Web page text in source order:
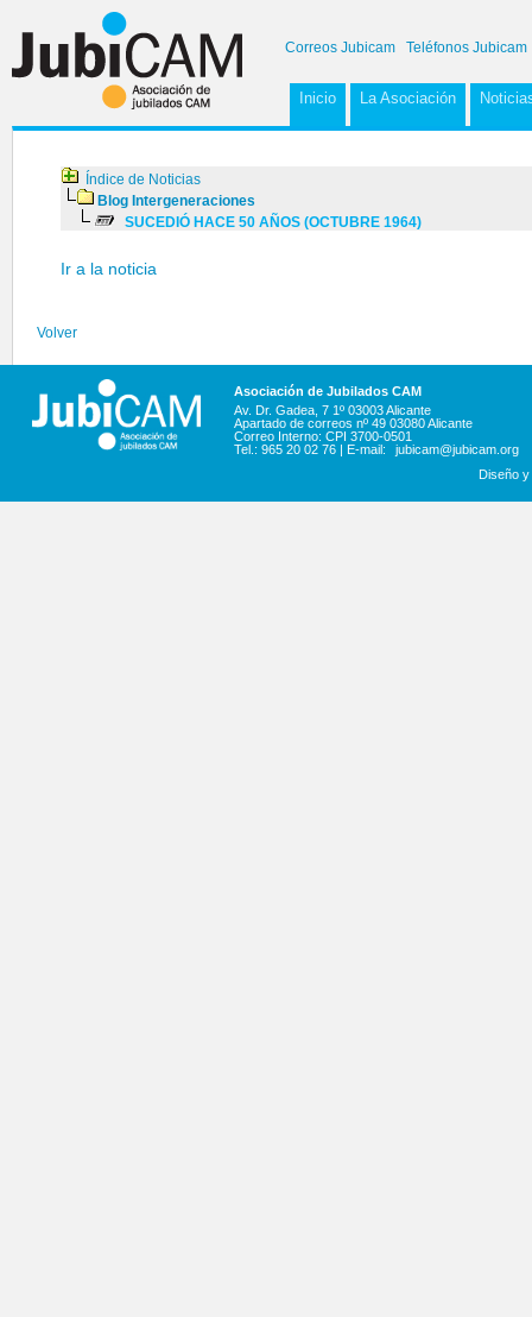
Correos Jubicam Teléfonos Jubicam
Inicio La Asociación
Índice de Noticias
Blog Intergeneraciones
SUCEDIÓ HACE 50 AÑOS (OCTUBRE 1964)
Ir a la noticia
Volver
Asociación de Jubilados CAM
Av. Dr. Gadea, 7 1º 03003 Alicante
Apartado de correos nº 49 03080 Alicante
Correo Interno: CPI 3700-0501
Tel.: 965 20 02 76 | E-mail:
jubicam@jubicam.org
Diseño